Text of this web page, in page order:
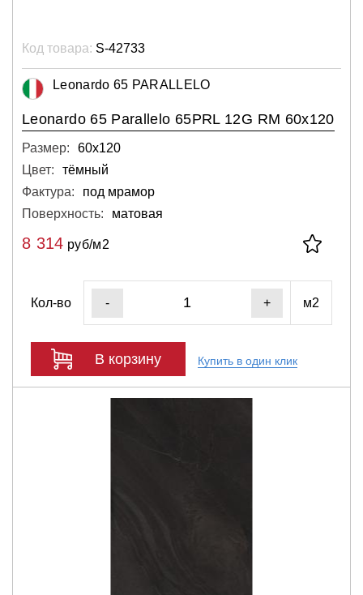
Код товара: S-42733
Leonardo 65 PARALLELO
Leonardo 65 Parallelo 65PRL 12G RM 60x120
Размер:
60х120
Цвет:
тёмный
Фактура:
под мрамор
Поверхность:
матовая
8 314 руб/м2
Кол-во - + м2
В корзину Купить в один клик